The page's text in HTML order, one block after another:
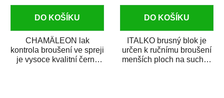
DO KOŠÍKU
CHAMÄLEON lak
kontrola broušení ve spreji
je vysoce kvalitní černý
DO KOŠÍKU
ITALKO brusný blok je
určen k ručnímu broušení
menších ploch na sucho i